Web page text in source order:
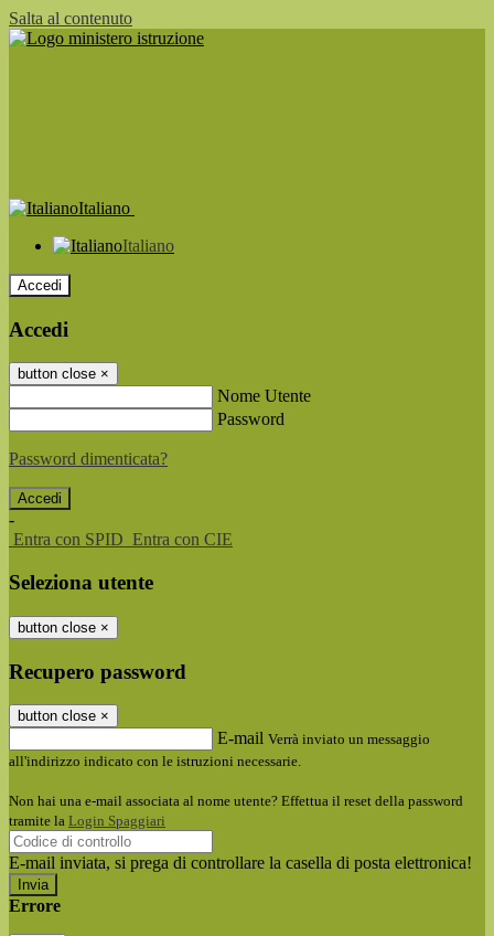
Salta al contenuto
Italiano
Italiano
Accedi
Accedi
button close ×
Nome Utente
Password
Password dimenticata?
-
Entra con SPID Entra con CIE
Seleziona utente
button close ×
Recupero password
button close ×
E-mail Verrà inviato un messaggio
all'indirizzo indicato con le istruzioni necessarie.
Non hai una e-mail associata al nome utente? Effettua il reset della password
tramite la Login Spaggiari
E-mail inviata, si prega di controllare la casella di posta elettronica!
Errore